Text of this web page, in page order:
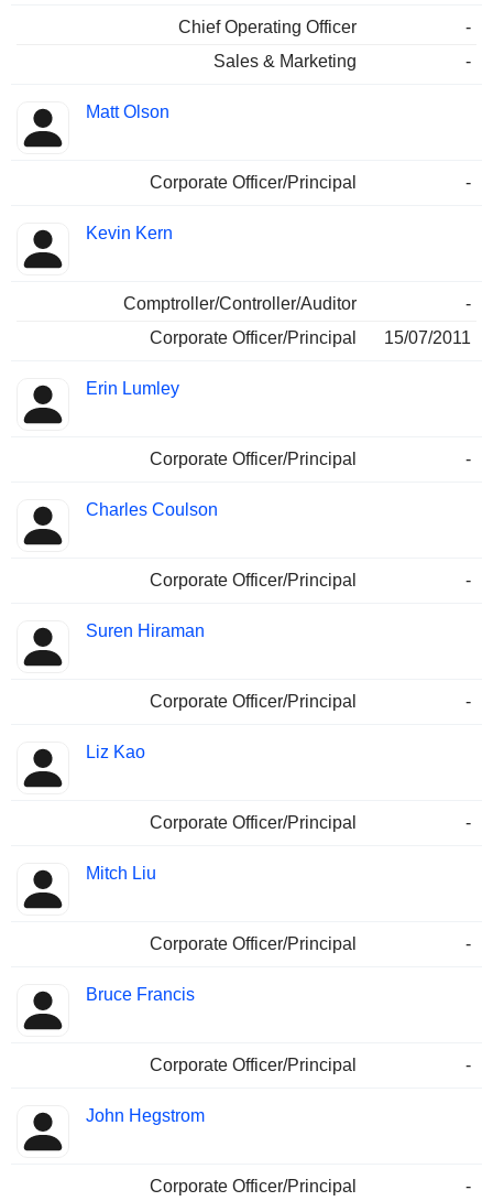
Chief Operating Officer
-
Sales & Marketing
-
Matt Olson
Corporate Officer/Principal -
Kevin Kern
Comptroller/Controller/Auditor
-
Corporate Officer/Principal
15/07/2011
Erin Lumley
Corporate Officer/Principal -
Charles Coulson
Corporate Officer/Principal -
Suren Hiraman
Corporate Officer/Principal -
Liz Kao
Corporate Officer/Principal -
Mitch Liu
Corporate Officer/Principal -
Bruce Francis
Corporate Officer/Principal -
John Hegstrom
Corporate Officer/Principal -